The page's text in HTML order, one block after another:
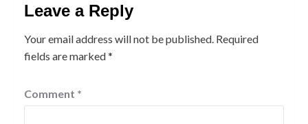
Leave a Reply
Your email address will not be published. Required
fields are marked*
Comment *